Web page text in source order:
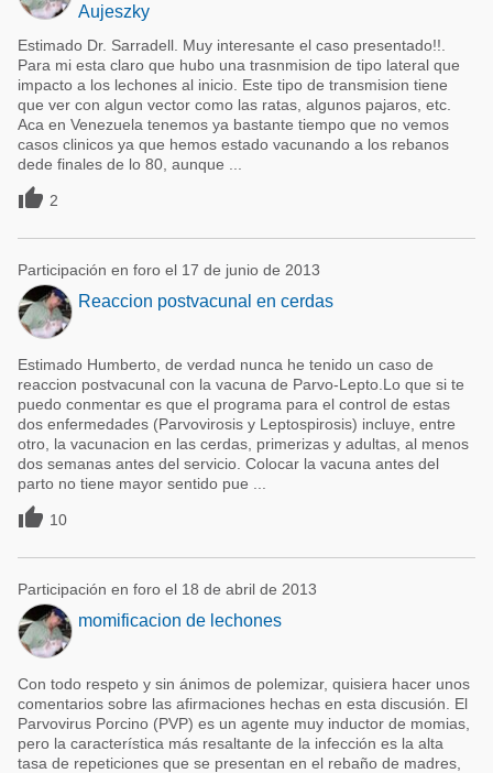
Aujeszky
Estimado Dr. Sarradell. Muy interesante el caso presentado!!.
Para mi esta claro que hubo una trasnmision de tipo lateral que
impacto a los lechones al inicio. Este tipo de transmision tiene
que ver con algun vector como las ratas, algunos pajaros, etc.
Aca en Venezuela tenemos ya bastante tiempo que no vemos
casos clinicos ya que hemos estado vacunando a los rebanos
dede finales de lo 80, aunque ...
 2
Participación en foro el 17 de junio de 2013
Reaccion postvacunal en cerdas
Estimado Humberto, de verdad nunca he tenido un caso de
reaccion postvacunal con la vacuna de Parvo-Lepto.Lo que si te
puedo conmentar es que el programa para el control de estas
dos enfermedades (Parvovirosis y Leptospirosis) incluye, entre
otro, la vacunacion en las cerdas, primerizas y adultas, al menos
dos semanas antes del servicio. Colocar la vacuna antes del
parto no tiene mayor sentido pue ...
 10
Participación en foro el 18 de abril de 2013
momificacion de lechones
Con todo respeto y sin ánimos de polemizar, quisiera hacer unos
comentarios sobre las afirmaciones hechas en esta discusión. El
Parvovirus Porcino (PVP) es un agente muy inductor de momias,
pero la característica más resaltante de la infección es la alta
tasa de repeticiones que se presentan en el rebaño de madres,